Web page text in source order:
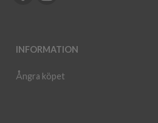
INFORMATION
Ångra köpet